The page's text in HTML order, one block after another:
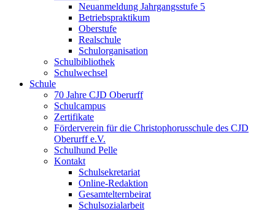
Neuanmeldung Jahrgangsstufe 5
Betriebspraktikum
Oberstufe
Realschule
Schulorganisation
Schulbibliothek
Schulwechsel
Schule
70 Jahre CJD Oberurff
Schulcampus
Zertifikate
Förderverein für die Christophorusschule des CJD
Oberurff e.V.
Schulhund Pelle
Kontakt
Schulsekretariat
Online-Redaktion
Gesamtelternbeirat
Schulsozialarbeit